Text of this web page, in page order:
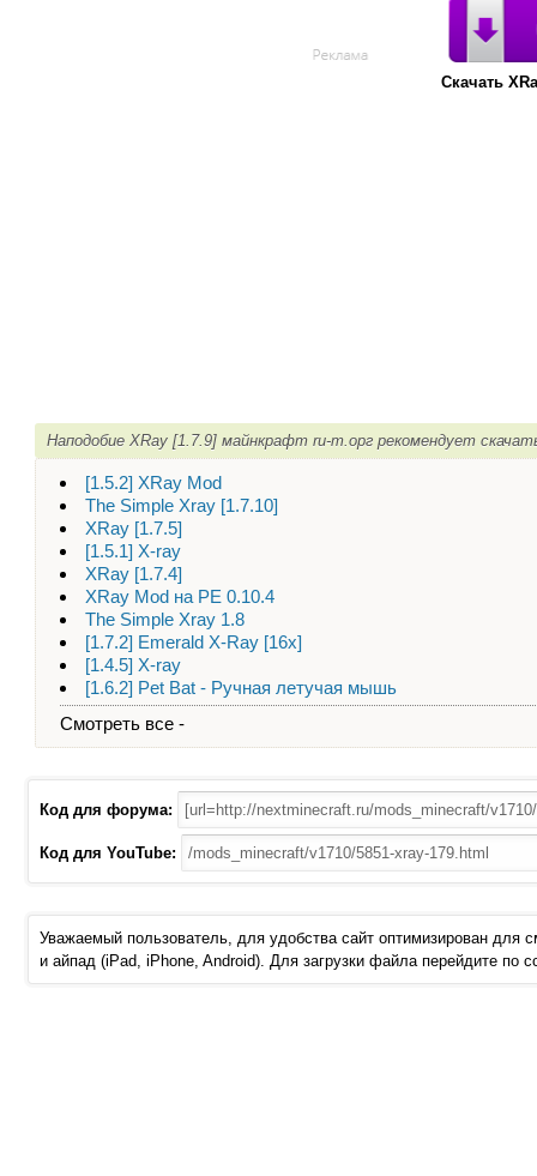
Скачать
Наподобие XRay [1.7.9] майнкрафт ru-m.орг рекомендует
[1.5.2] XRay Mod
The Simple Xray [1.7.10]
XRay [1.7.5]
[1.5.1] X-ray
XRay [1.7.4]
XRay Mod на PE 0.10.4
The Simple Xray 1.8
[1.7.2] Emerald X-Ray [16х]
[1.4.5] X-ray
[1.6.2] Pet Bat - Ручная летучая мышь
Смотреть все -
Код для форума:
Код для YouTube:
Уважаемый пользователь, для удобства сайт оптимизирован для
и айпад (iPad, iPhone, Android). Для загрузки файла перейдите по